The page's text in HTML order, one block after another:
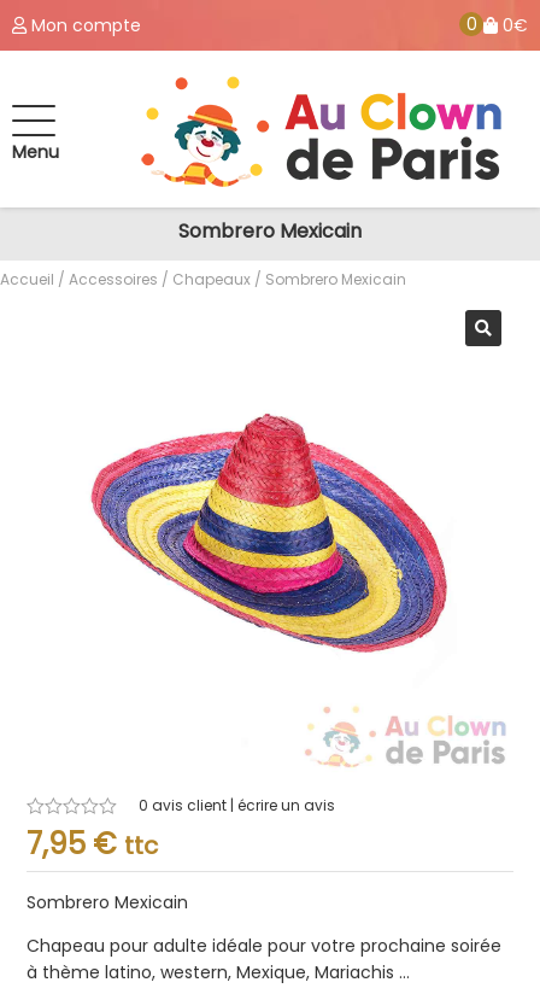
Mon compte 0 0€
Menu
Sombrero Mexicain
Accueil / Accessoires / Chapeaux / Sombrero Mexicain
Note
0.001
sur
0 avis client | écrire un avis
7,95 € ttc
Sombrero Mexicain
Chapeau pour adulte idéale pour votre prochaine soirée
à thème latino, western, Mexique, Mariachis …